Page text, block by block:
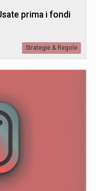
prima i fondi
Strategie & Regole